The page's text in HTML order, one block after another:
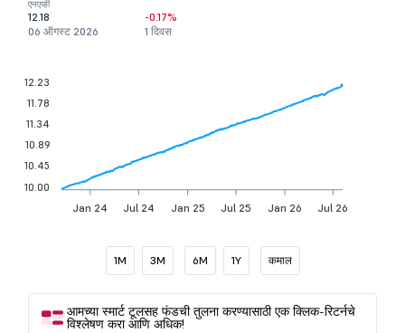
एनएव्ही
12.18
06 ऑगस्ट 2026
-0.17%
1 दिवस
Jan 24 Jul 24 Jan 25 Jul 25 Jan 26 Jul 26
12.23
11.78
11.34
10.89
10.45
10.00
1M 3M 6M 1Y कमाल
आमच्या स्मार्ट टूलसह फंडची तुलना करण्यासाठी एक क्लिक-रिटर्नचे
विश्लेषण करा आणि अधिक!